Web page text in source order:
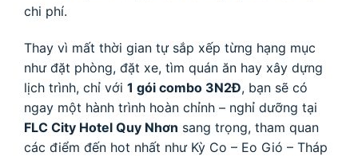
chi phí.
Thay vì mất thời gian tự sắp xếp từng hạng mục
như đặt phòng, đặt xe, tìm quán ăn hay xây dựng
lịch trình, chỉ với 1 gói combo 3N2Đ, bạn sẽ có
ngay một hành trình hoàn chỉnh – nghỉ dưỡng tại
FLC City Hotel Quy Nhơn sang trọng, tham quan
các điểm đến hot nhất như Kỳ Co – Eo Gió – Tháp